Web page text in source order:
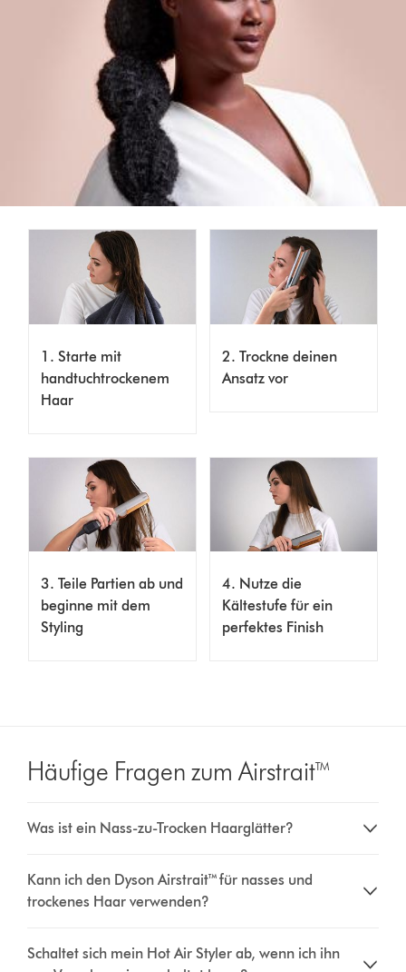
1. Starte mit
handtuchtrockenem
Haar
2. Trockne deinen
Ansatz vor
3. Teile Partien ab und
beginne mit dem
Styling
4. Nutze die
Kältestufe für ein
perfektes Finish
Häufige Fragen zum Airstrait™
Was ist ein Nass-zu-Trocken Haarglätter?
Kann ich den Dyson Airstrait™ für nasses und
trockenes Haar verwenden?
Schaltet sich mein Hot Air Styler ab, wenn ich ihn